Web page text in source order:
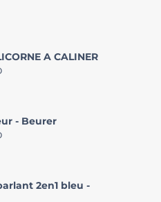
A CALINER
- Beurer
2en1 bleu -